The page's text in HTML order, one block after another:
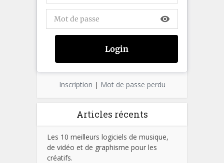
visibility
Inscription | Mot de passe perdu
Articles récents
Les 10 meilleurs logiciels de musique,
de vidéo et de graphisme pour les
créatifs.